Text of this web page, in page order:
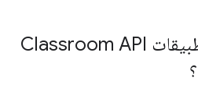
هل واجهة برمجة التطبيقات Classroom API